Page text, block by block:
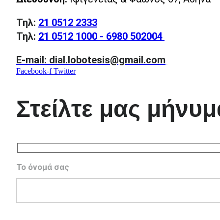
Τηλ: 21 0512 2333
Τηλ: 21 0512 1000 - 6980 502004
E-mail: dial.lobotesis@gmail.com
Facebook-f Twitter
Στείλτε μας
Το όνομά σας